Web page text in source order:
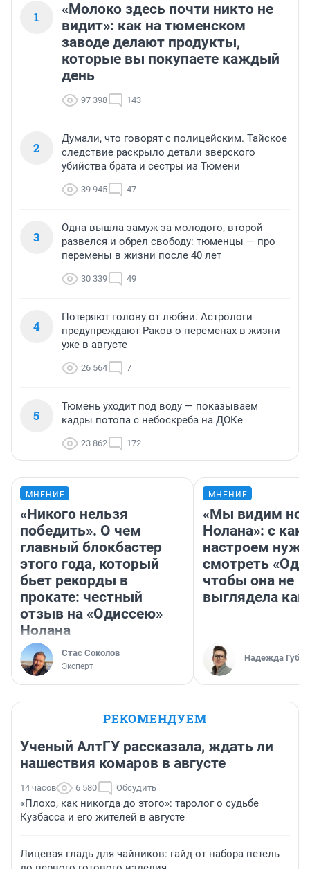
1
«Молоко здесь почти никто не
видит»: как на тюменском
заводе делают продукты,
которые вы покупаете каждый
день
97 398 143
2
Думали, что говорят с полицейским. Тайское
следствие раскрыло детали зверского
убийства брата и сестры из Тюмени
39 945 47
3
Одна вышла замуж за молодого, второй
развелся и обрел свободу: тюменцы — про
перемены в жизни после 40 лет
30 339 49
4
Потеряют голову от любви. Астрологи
предупреждают Раков о переменах в жизни
уже в августе
26 564 7
5
Тюмень уходит под воду — показываем
кадры потопа с небоскреба на ДОКе
23 862 172
МНЕНИЕ
«Никого нельзя
победить». О чем
главный блокбастер
этого года, который
бьет рекорды в
прокате: честный
отзыв на «Одиссею»
Нолана
Стас Соколов
Эксперт
МНЕНИЕ
«Мы видим
Нолана»: с
настроем
смотреть
чтобы она не
выглядела как
Надежда
РЕКОМЕНДУЕМ
Ученый АлтГУ рассказала, ждать ли
нашествия комаров в августе
14 часов 6 580 Обсудить
«Плохо, как никогда до этого»: таролог о судьбе
Кузбасса и его жителей в августе
Лицевая гладь для чайников: гайд от набора петель